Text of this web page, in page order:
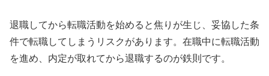
退職してから転職活動を始めると焦りが生じ、妥協した条
件で転職してしまうリスクがあります。在職中に転職活動
を進め、内定が取れてから退職するのが鉄則です。